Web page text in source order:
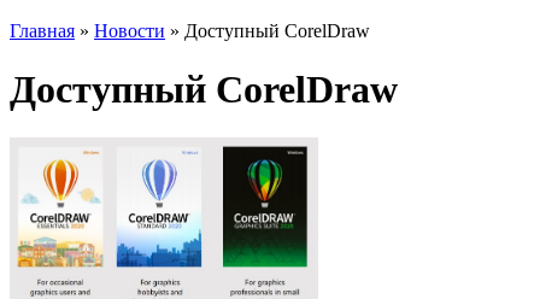
Главная » Новости » Доступный CorelDraw
Доступный CorelDraw